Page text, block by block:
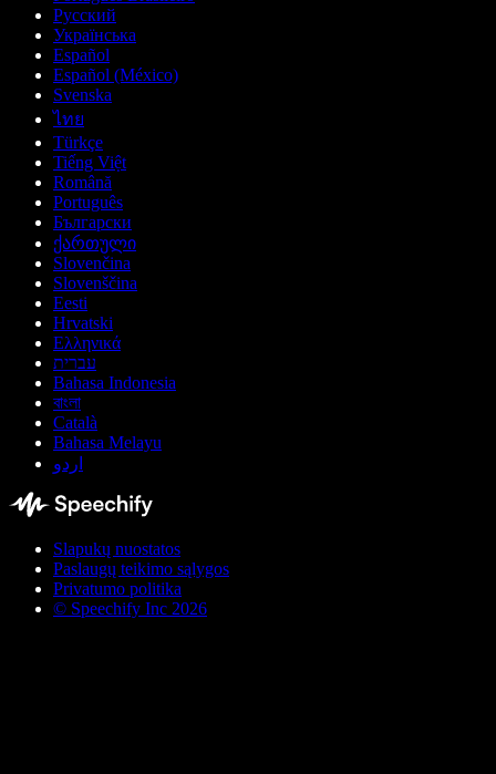
Русский
Українська
Español
Español (México)
Svenska
ไทย
Türkçe
Tiếng Việt
Română
Português
Български
ქართული
Slovenčina
Slovenščina
Eesti
Hrvatski
Ελληνικά
עברית
Bahasa Indonesia
বাংলা
Català
Bahasa Melayu
اردو
Slapukų nuostatos
Paslaugų teikimo sąlygos
Privatumo politika
© Speechify Inc 2026